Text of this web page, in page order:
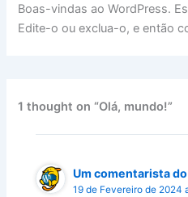
Boas-vindas ao WordPress.
Edite-o ou exclua-o, e então
1 thought on “Olá, mundo!”
Um comentarista
19 de Fevereiro de 2024